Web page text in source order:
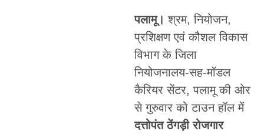
पलामू। श्रम, नियोजन,
प्रशिक्षण एवं कौशल विकास
विभाग के जिला
नियोजनालय-सह-मॉडल
कैरियर सेंटर, पलामू की ओर
से गुरुवार को टाउन हॉल में
दत्तोपंत ठेंगड़ी रोजगार